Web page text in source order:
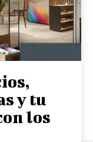
y tu
los